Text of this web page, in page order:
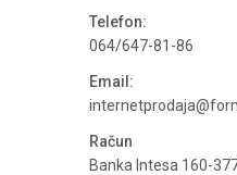
Telefon:
064/647-81-86
Email:
Račun
Banka Intesa 160-